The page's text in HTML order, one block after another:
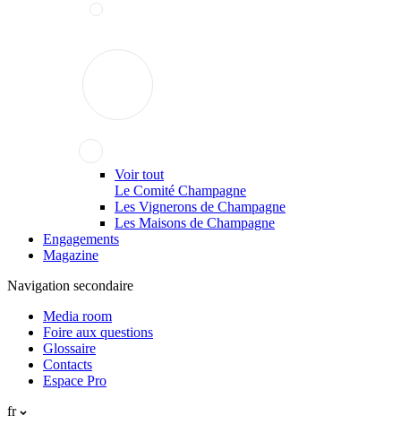
Voir tout
Le Comité Champagne
Les Vignerons de Champagne
Les Maisons de Champagne
Engagements
Magazine
Navigation secondaire
Media room
Foire aux questions
Glossaire
Contacts
Espace Pro
fr